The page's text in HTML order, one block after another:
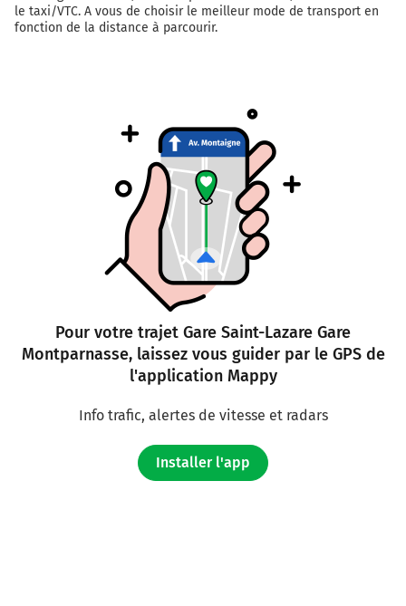
le taxi/VTC. A vous de choisir le meilleur mode de transport en
fonction de la distance à parcourir.
Pour votre trajet Gare Saint-Lazare Gare
Montparnasse, laissez vous guider par le GPS de
l'application Mappy
Info trafic, alertes de vitesse et radars
Installer l'app